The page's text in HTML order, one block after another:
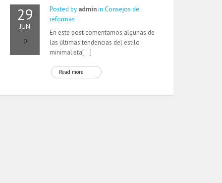
29
JUN
0
Posted by adminin Consejos de
reformas
En este post comentamos algunas de
las últimas tendencias del estilo
minimalista[…]
Read more